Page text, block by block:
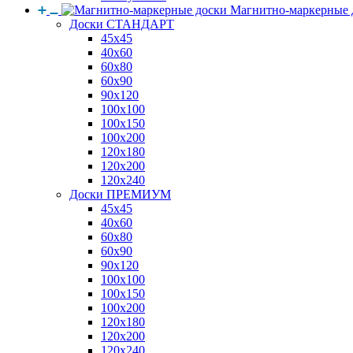
Магнитно-маркерные
Доски СТАНДАРТ
45x45
40x60
60x80
60x90
90x120
100x100
100x150
100x200
120x180
120x200
120x240
Доски ПРЕМИУМ
45x45
40x60
60x80
60x90
90x120
100x100
100x150
100x200
120x180
120x200
120x240